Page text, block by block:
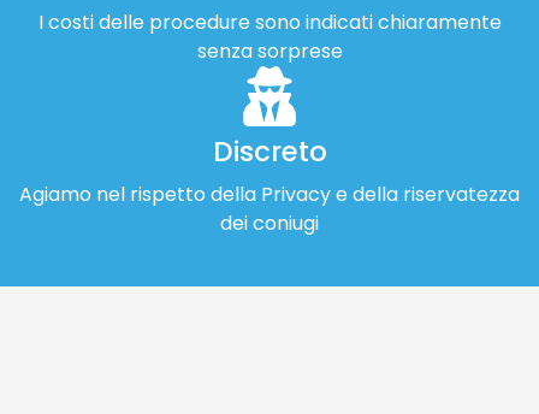
I costi delle procedure sono indicati chiaramente
senza sorprese
Discreto
Agiamo nel rispetto della Privacy e della riservatezza
dei coniugi